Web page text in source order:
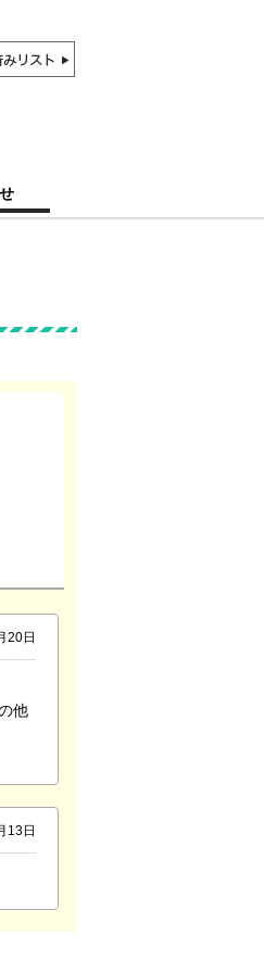
20日
他
13日